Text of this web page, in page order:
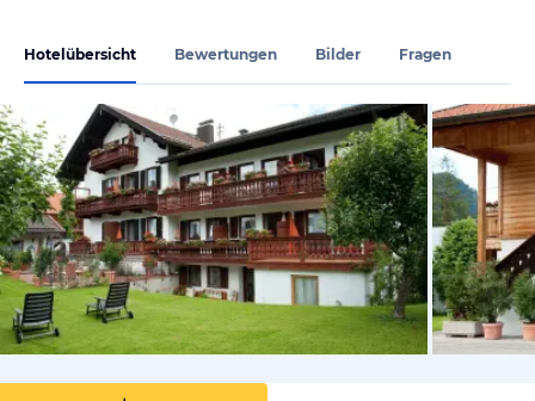
Hotelübersicht Bewertungen Bilder Fragen
vom